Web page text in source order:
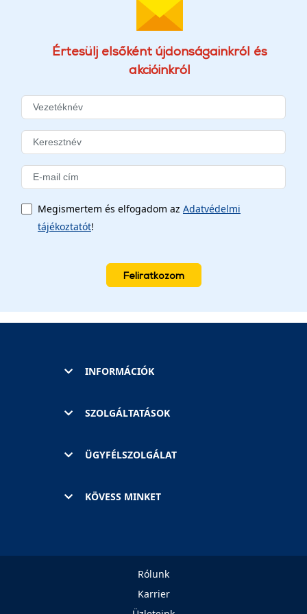
Értesülj elsőként újdonságainkról és
akcióinkról
Megismertem és elfogadom az Adatvédelmi
tájékoztatót!
Feliratkozom
INFORMÁCIÓK
SZOLGÁLTATÁSOK
ÜGYFÉLSZOLGÁLAT
KÖVESS MINKET
Rólunk
Karrier